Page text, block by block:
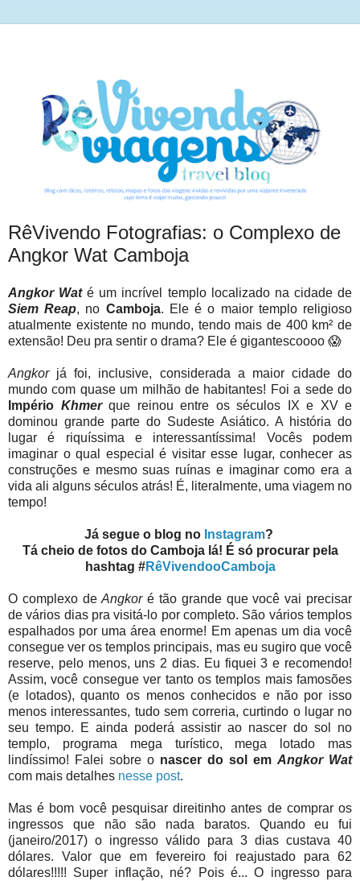
RêVivendo Fotografias: o Complexo de
Angkor Wat Camboja
Angkor Wat é um incrível templo localizado na cidade de
Siem Reap, no Camboja. Ele é o maior templo religioso
atualmente existente no mundo, tendo mais de 400 km² de
extensão! Deu pra sentir o drama? Ele é gigantescoooo 😱
Angkorjá foi, inclusive, considerada a maior cidade do
mundo com quase um milhão de habitantes! Foi a sede do
Império Khmer que reinou entre os séculos IX e XV e
dominou grande parte do Sudeste Asiático. A história do
lugar é riquíssima e interessantíssima! Vocês podem
imaginar o qual especial é visitar esse lugar, conhecer as
construções e mesmo suas ruínas e imaginar como era a
vida ali alguns séculos atrás! É, literalmente, uma viagem no
tempo!
Já segue o blog no Instagram?
Tá cheio de fotos do Camboja lá! É só procurar pela
hashtag #RêVivendooCamboja
O complexo deAngkoré tão grande que você vai precisar
de vários dias pra visitá-lo por completo. São vários templos
espalhados por uma área enorme! Em apenas um dia você
consegue ver os templos principais, mas eu sugiro que você
reserve, pelo menos, uns 2 dias. Eu fiquei 3 e recomendo!
Assim, você consegue ver tanto os templos mais famosões
(e lotados), quanto os menos conhecidos e não por isso
menos interessantes, tudo sem correria, curtindo o lugar no
seu tempo. E ainda poderá assistir ao nascer do sol no
templo, programa mega turístico, mega lotado mas
lindíssimo! Falei sobre o nascer do sol em Angkor Wat
com mais detalhes nesse post.
Mas é bom você pesquisar direitinho antes de comprar os
ingressos que não são nada baratos. Quando eu fui
(janeiro/2017) o ingresso válido para 3 dias custava 40
dólares. Valor que em fevereiro foi reajustado para 62
dólares!!!!! Super inflação, né? Pois é... O ingresso para